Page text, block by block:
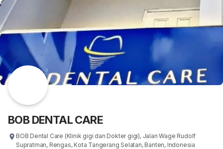
BOB DENTAL CARE
BOB Dental Care (Klinik gigi dan Dokter gigi), Jalan Wage Rudolf
Supratman, Rengas, Kota Tangerang Selatan, Banten, Indonesia